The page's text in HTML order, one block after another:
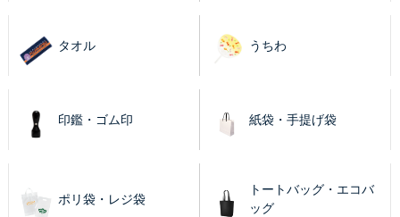
タオル うちわ
印鑑・ゴム印 紙袋・手提げ袋
ポリ袋・レジ袋
トートバッグ・エコバ
ッグ